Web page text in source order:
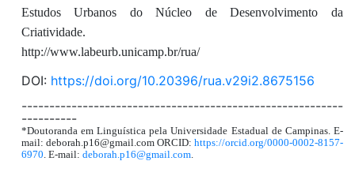
Estudos Urbanos do Núcleo de Desenvolvimento da
Criatividade.
http://www.labeurb.unicamp.br/rua/
DOI: https://doi.org/10.20396/rua.v29i2.8675156
----------------------------------------------------------
----------
*Doutoranda em Linguística pela Universidade Estadual de Campinas. E-
mail: deborah.p16@gmail.com ORCID: https://orcid.org/0000-0002-8157-
6970 . E-mail: deborah.p16@gmail.com.